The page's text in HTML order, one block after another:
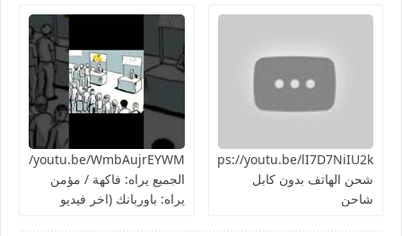
هتنجح؟
https://youtu.be/lI7D7NiIU2kطريقة
شحن الهاتف بدون كابل
شاحن
الجميع يراه: فاكهة / مؤمن
يراه: باوربانك (اخر فيديو